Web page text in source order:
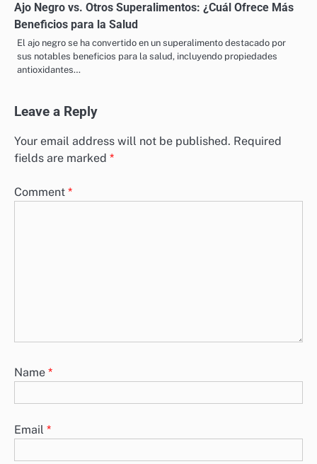
Ajo Negro vs. Otros Superalimentos: ¿Cuál Ofrece Más
Beneficios para la Salud
El ajo negro se ha convertido en un superalimento destacado por
sus notables beneficios para la salud, incluyendo propiedades
antioxidantes…
Leave a Reply
Your email address will not be published. Required
fields are marked *
Comment *
Name *
Email *